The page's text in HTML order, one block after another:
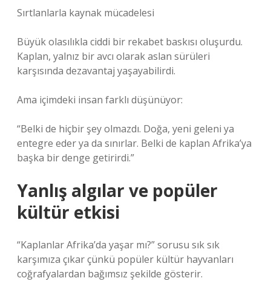
Sırtlanlarla kaynak mücadelesi
Büyük olasılıkla ciddi bir rekabet baskısı oluşurdu.
Kaplan, yalnız bir avcı olarak aslan sürüleri
karşısında dezavantaj yaşayabilirdi.
Ama içimdeki insan farklı düşünüyor:
“Belki de hiçbir şey olmazdı. Doğa, yeni geleni ya
entegre eder ya da sınırlar. Belki de kaplan Afrika’ya
başka bir denge getirirdi.”
Yanlış algılar ve popüler
kültür etkisi
“Kaplanlar Afrika’da yaşar mı?” sorusu sık sık
karşımıza çıkar çünkü popüler kültür hayvanları
coğrafyalardan bağımsız şekilde gösterir.